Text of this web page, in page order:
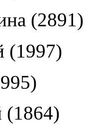
(2891)
(1997)
(1864)